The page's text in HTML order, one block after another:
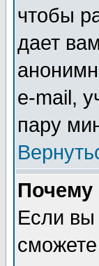
чтобы
дает
e-mail,
пару
Почему
Если вы